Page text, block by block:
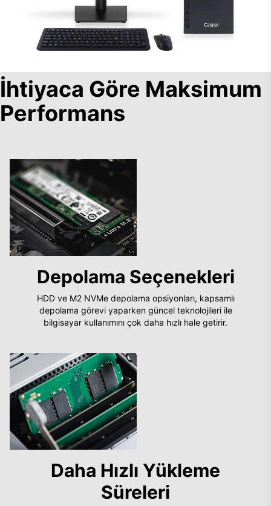
İhtiyaca Göre Maksimum
Performans
Depolama Seçenekleri
HDD ve M2 NVMe depolama opsiyonları, kapsamlı
depolama görevi yaparken güncel teknolojileri ile
bilgisayar kullanımını çok daha hızlı hale getirir.
Daha Hızlı Yükleme
Süreleri